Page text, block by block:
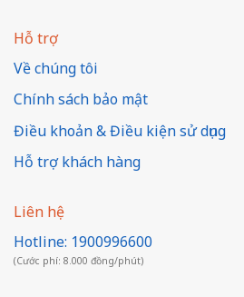
Hỗ trợ
Về chúng tôi
Chính sách bảo mật
Điều khoản & Điều kiện sử dụng
Hỗ trợ khách hàng
Liên hệ
Hotline: 1900996600
(Cước phí: 8.000 đồng/phút)